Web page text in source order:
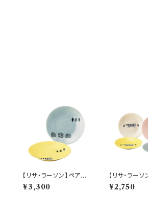
【リサ・ラーソン】ペアパ
スタプレートセット【str
oll(ストロール)】
¥3,300
【リサ・ラーソ
トセット【
ール)】
¥2,750